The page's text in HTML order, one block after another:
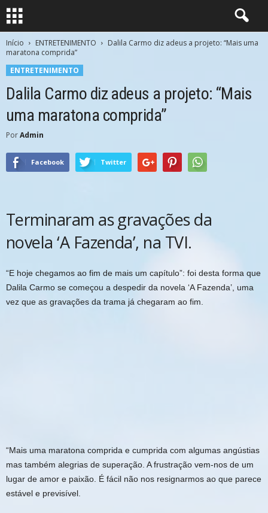
Início ENTRETENIMENTO
Dalila Carmo diz adeus a projeto: “Mais uma
maratona comprida”
ENTRETENIMENTO
Dalila Carmo diz adeus a projeto: “Mais
uma maratona comprida”
PorAdmin
Facebook Twitter
Terminaram as gravações da
novela ‘A Fazenda’, na TVI.
“E hoje chegamos ao fim de mais um capítulo”: foi desta forma que
Dalila Carmo se começou a despedir da novela ‘A Fazenda’, uma
vez que as gravações da trama já chegaram ao fim.
“Mais uma maratona comprida e cumprida com algumas angústias
mas também alegrias de superação. A frustração vem-nos de um
lugar de amor e paixão. É fácil não nos resignarmos ao que parece
estável e previsível.